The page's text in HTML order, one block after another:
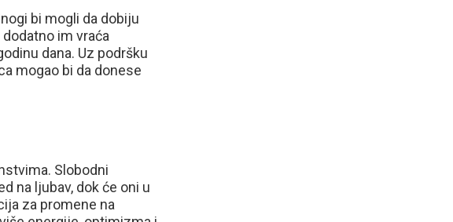
bi mogli da dobiju
im vraća
dana. Uz podršku
mogao bi da donese
Slobodni
na ljubav, dok će oni u
za promene na